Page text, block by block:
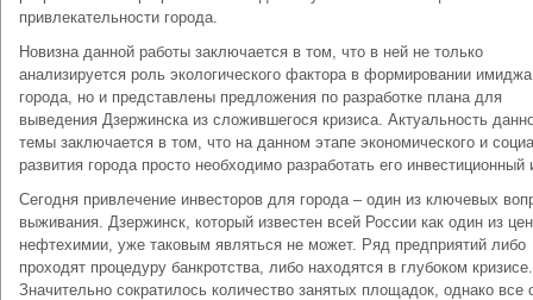
привлекательности города.
Новизна данной работы заключается в том, что в ней не только
анализируется роль экологического фактора в формировании имиджа
города, но и представлены предложения по разработке плана для
выведения Дзержинска из сложившегося кризиса. Актуальность
темы заключается в том, что на данном этапе экономического и
развития города просто необходимо разработать его
Сегодня привлечение инвесторов для города – один из ключевых
выживания. Дзержинск, который известен всей России как один из
нефтехимии, уже таковым являться не может. Ряд предприятий либо
проходят процедуру банкротства, либо находятся в глубоком кризисе.
Значительно сократилось количество занятых площадок, однако все